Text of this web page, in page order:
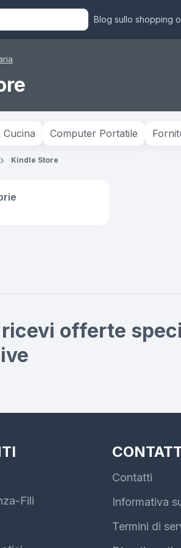
Blog sullo shopping
Cucina Computer Portatile
Kindle Store
offerte
Fili
Contatti
Informativa
Termini di